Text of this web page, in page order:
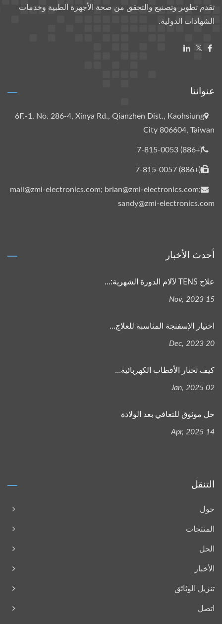
تقدم تطوير وتصنيع والتحقق من صحة الأجهزة الطبية وخدمات
الشهادات الدولية.
عنواننا
6F.-1, No. 286-4, Xinya Rd., Qianzhen Dist., Kaohsiung
City 806604, Taiwan
(+886) 7-815-0053
(+886) 7-815-0057
mail@zmi-electronics.com; brian@zmi-electronics.com;
sandy@zmi-electronics.com
أحدث الأخبار
علاج TENS لآلام الدورة الشهرية:...
15 Nov, 2023
اختيار الإسفنجة المناسبة للعلاج...
20 Dec, 2023
كيف تختار الأقطاب الكهربائية...
02 Jan, 2025
حل موثوق للتعافي بعد الولادة
14 Apr, 2025
التنقل
حول
المنتجات
الحل
الأخبار
تنزيل الوثائق
اتصل